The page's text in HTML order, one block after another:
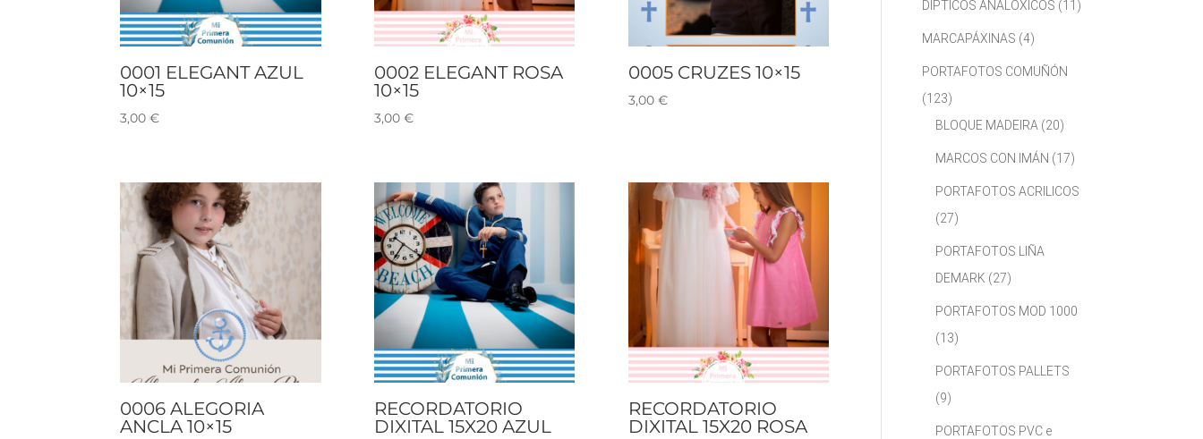
0001 ELEGANT AZUL
10×15
3,00€
0002 ELEGANT ROSA
10×15
3,00 €
0005 CRUZES 10×15
3,00 €
0006 ALEGORIA
ANCLA 10×15
RECORDATORIO
DIXITAL 15X20 AZUL
RECORDATORIO
DIXITAL 15X20 ROSA
DIPTICOS ANALOXICOS (11)
MARCAPÁXINAS (4)
PORTAFOTOS COMUÑÓN
(123)
BLOQUE MADEIRA (20)
MARCOS CON IMÁN (17)
PORTAFOTOS ACRILICOS
(27)
PORTAFOTOS LIÑA
DEMARK (27)
PORTAFOTOS MOD 1000
(13)
PORTAFOTOS PALLETS
(9)
PORTAFOTOS PVC e